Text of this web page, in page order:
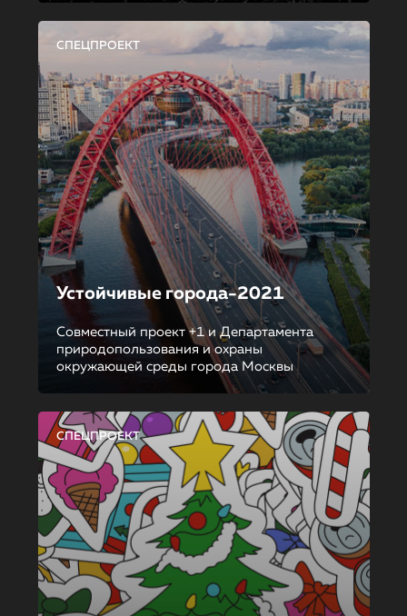
СПЕЦПРОЕКТ
Устойчивые города-2021
Совместный проект +1 и Департамента
природопользования и охраны
окружающей среды города Москвы
СПЕЦПРОЕКТ